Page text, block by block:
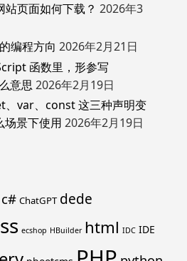
页面如何下载？ 2026年3
编程方向 2026年2月21日
函数里，形参写
意思 2026年2月19日
、var、const 这三种声明变
场景下使用 2026年2月19日
c# ChatGPT dede
ecshop HBuilder html IDC IDE